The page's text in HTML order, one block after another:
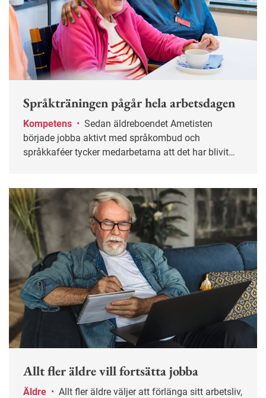
Språkträningen pågår hela arbetsdagen
Kompetens •
började jobba aktivt med språkombud och
språkkaféer tycker medarbetarna att det har blivit
Allt fler äldre vill fortsätta jobba
Äldre •